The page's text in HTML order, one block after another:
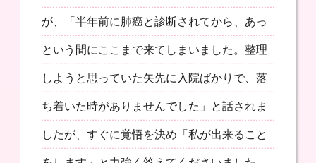
が、「半年前に肺癌と診断されてから、あっ
という間にここまで来てしまいました。整理
しようと思っていた矢先に入院ばかりで、落
ち着いた時がありませんでした」と話されま
したが、すぐに覚悟を決め「私が出来ること